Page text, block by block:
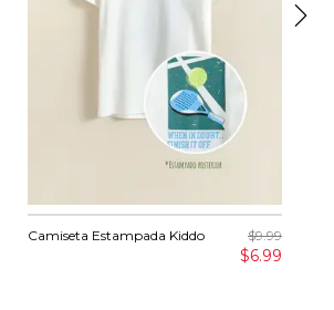
Camiseta Estampada Kiddo $9.99
$6.99